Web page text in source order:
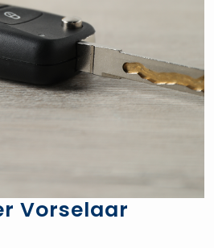
Vorselaar